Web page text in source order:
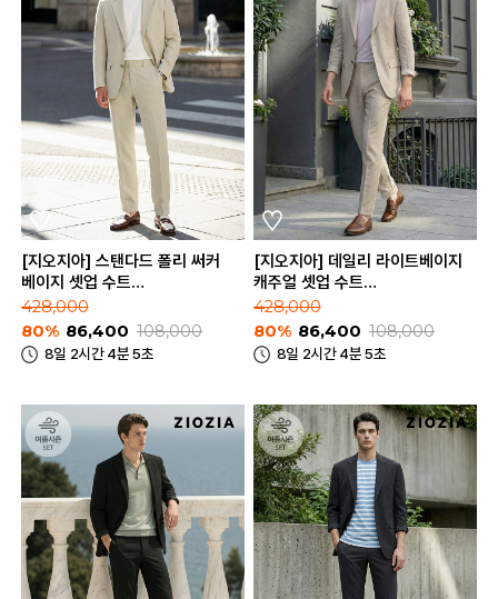
[지오지아] 스탠다드 폴리 써커
베이지 셋업 수트
(AAE2KG1603_AAE2PP1603_BE)
428,000
80% 86,400 108,000
8일 2시간 4분 5초
[지오지아] 데일리 라이트베이지
캐주얼 셋업 수트
428,000
80% 86,400 108,000
8일 2시간 4분 5초